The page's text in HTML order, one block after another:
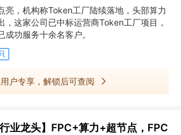
标运营商Token工厂项目
亮，机构称Token工厂陆续落地，头部算力
，这家公司已中标运营商Token工厂项目，
功服务十余名客户。
户专享，解锁后可查阅
行业龙头】FPC+算力+超节点，FPC